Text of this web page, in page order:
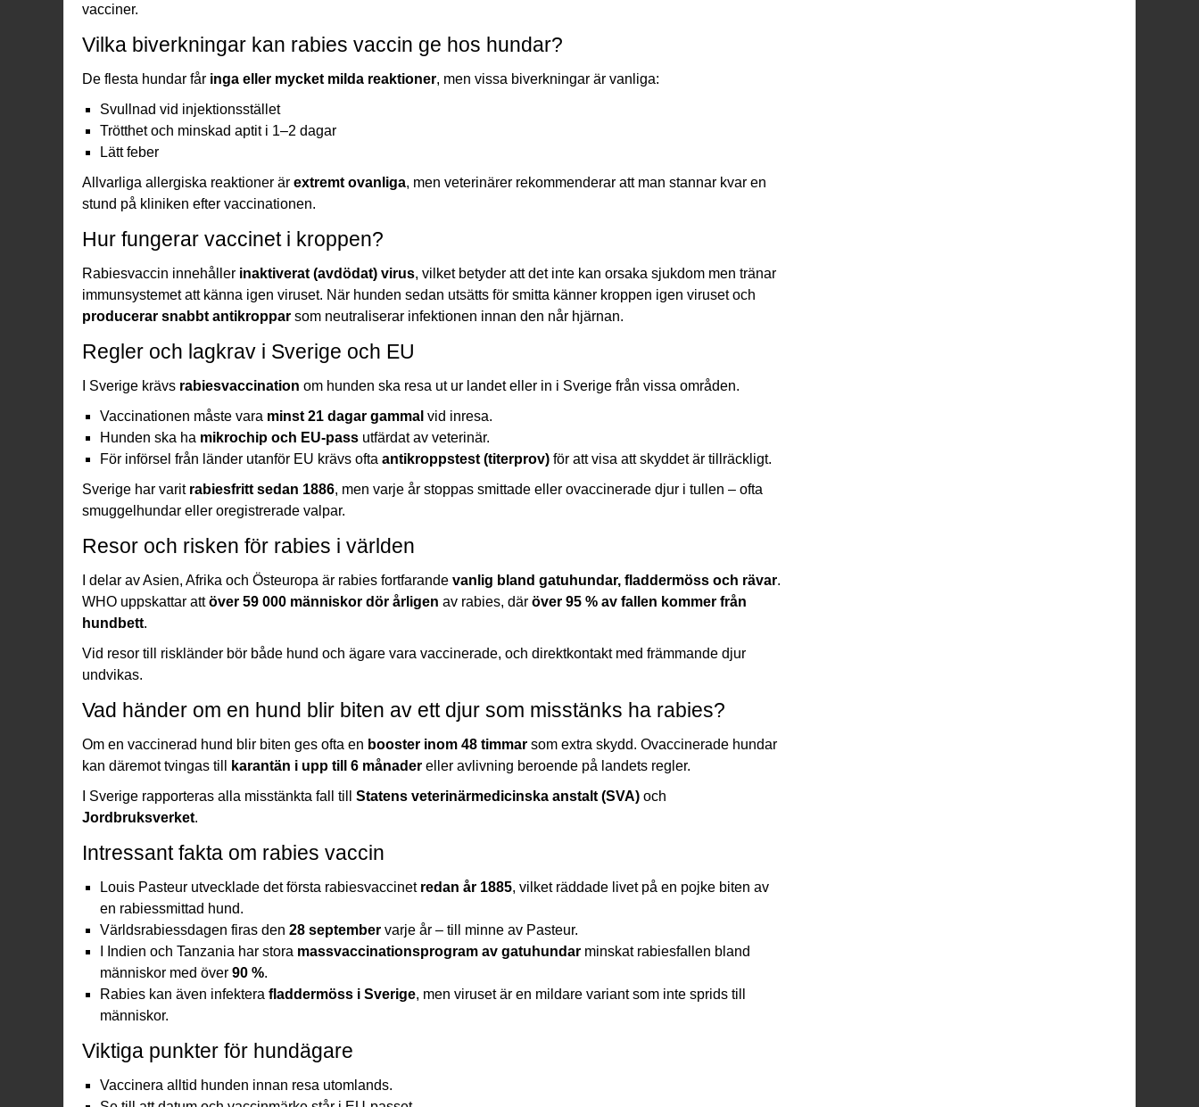
vacciner.
Vilka biverkningar kan rabies vaccin ge hos hundar?
De flesta hundar får inga eller mycket milda reaktioner, men vissa biverkningar är vanliga:
Svullnad vid injektionsstället
Trötthet och minskad aptit i 1–2 dagar
Lätt feber
Allvarliga allergiska reaktioner är extremt ovanliga, men veterinärer rekommenderar att man stannar kvar en
stund på kliniken efter vaccinationen.
Hur fungerar vaccinet i kroppen?
Rabiesvaccin innehåller inaktiverat (avdödat) virus, vilket betyder att det inte kan orsaka sjukdom men tränar
immunsystemet att känna igen viruset. När hunden sedan utsätts för smitta känner kroppen igen viruset och
producerar snabbt antikroppar som neutraliserar infektionen innan den når hjärnan.
Regler och lagkrav i Sverige och EU
I Sverige krävs rabiesvaccination om hunden ska resa ut ur landet eller in i Sverige från vissa områden.
Vaccinationen måste vara minst 21 dagar gammal vid inresa.
Hunden ska ha mikrochip och EU-pass utfärdat av veterinär.
För införsel från länder utanför EU krävs ofta antikroppstest (titerprov) för att visa att skyddet är tillräckligt.
Sverige har varit rabiesfritt sedan 1886, men varje år stoppas smittade eller ovaccinerade djur i tullen – ofta
smuggelhundar eller oregistrerade valpar.
Resor och risken för rabies i världen
I delar av Asien, Afrika och Östeuropa är rabies fortfarande vanlig bland gatuhundar, fladdermöss och rävar.
WHO uppskattar attöver 59 000 människor dör årligen av rabies, där över 95 % av fallen kommer från
hundbett.
Vid resor till riskländer bör både hund och ägare vara vaccinerade, och direktkontakt med främmande djur
undvikas.
Vad händer om en hund blir biten av ett djur som misstänks ha rabies?
Om en vaccinerad hund blir biten ges ofta en booster inom 48 timmar som extra skydd. Ovaccinerade hundar
kan däremot tvingas till
karantän i upp till 6 månader eller avlivning beroende på landets regler.
I Sverige rapporteras alla misstänkta fall till Statens veterinärmedicinska anstalt (SVA) och
Jordbruksverket.
Intressant fakta om rabies vaccin
Louis Pasteur utvecklade det första rabiesvaccinet redan år 1885, vilket räddade livet på en pojke biten av
en rabiessmittad hund.
Världsrabiessdagen firas den 28 september varje år – till minne av Pasteur.
I Indien och Tanzania har stora massvaccinationsprogram av gatuhundar minskat rabiesfallen bland
människor med över 90 %.
Rabies kan även infektera fladdermöss i Sverige, men viruset är en mildare variant som inte sprids till
människor.
Viktiga punkter för hundägare
Vaccinera alltid hunden innan resa utomlands.